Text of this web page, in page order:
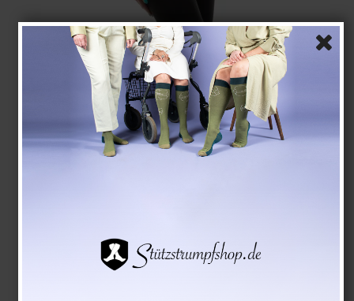
Siehe die Größentabelle hier